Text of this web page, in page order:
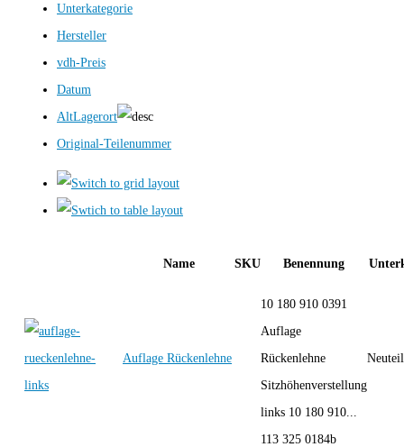
Unterkategorie
Hersteller
vdh-Preis
Datum
AltLagerort
Original-Teilenummer
Name SKU Benennung
Auflage Rückenlehne
10 180 910 0391
Auflage
Rückenlehne
Sitzhöhenverstellung
links 10 180 910...
113 325 0184b